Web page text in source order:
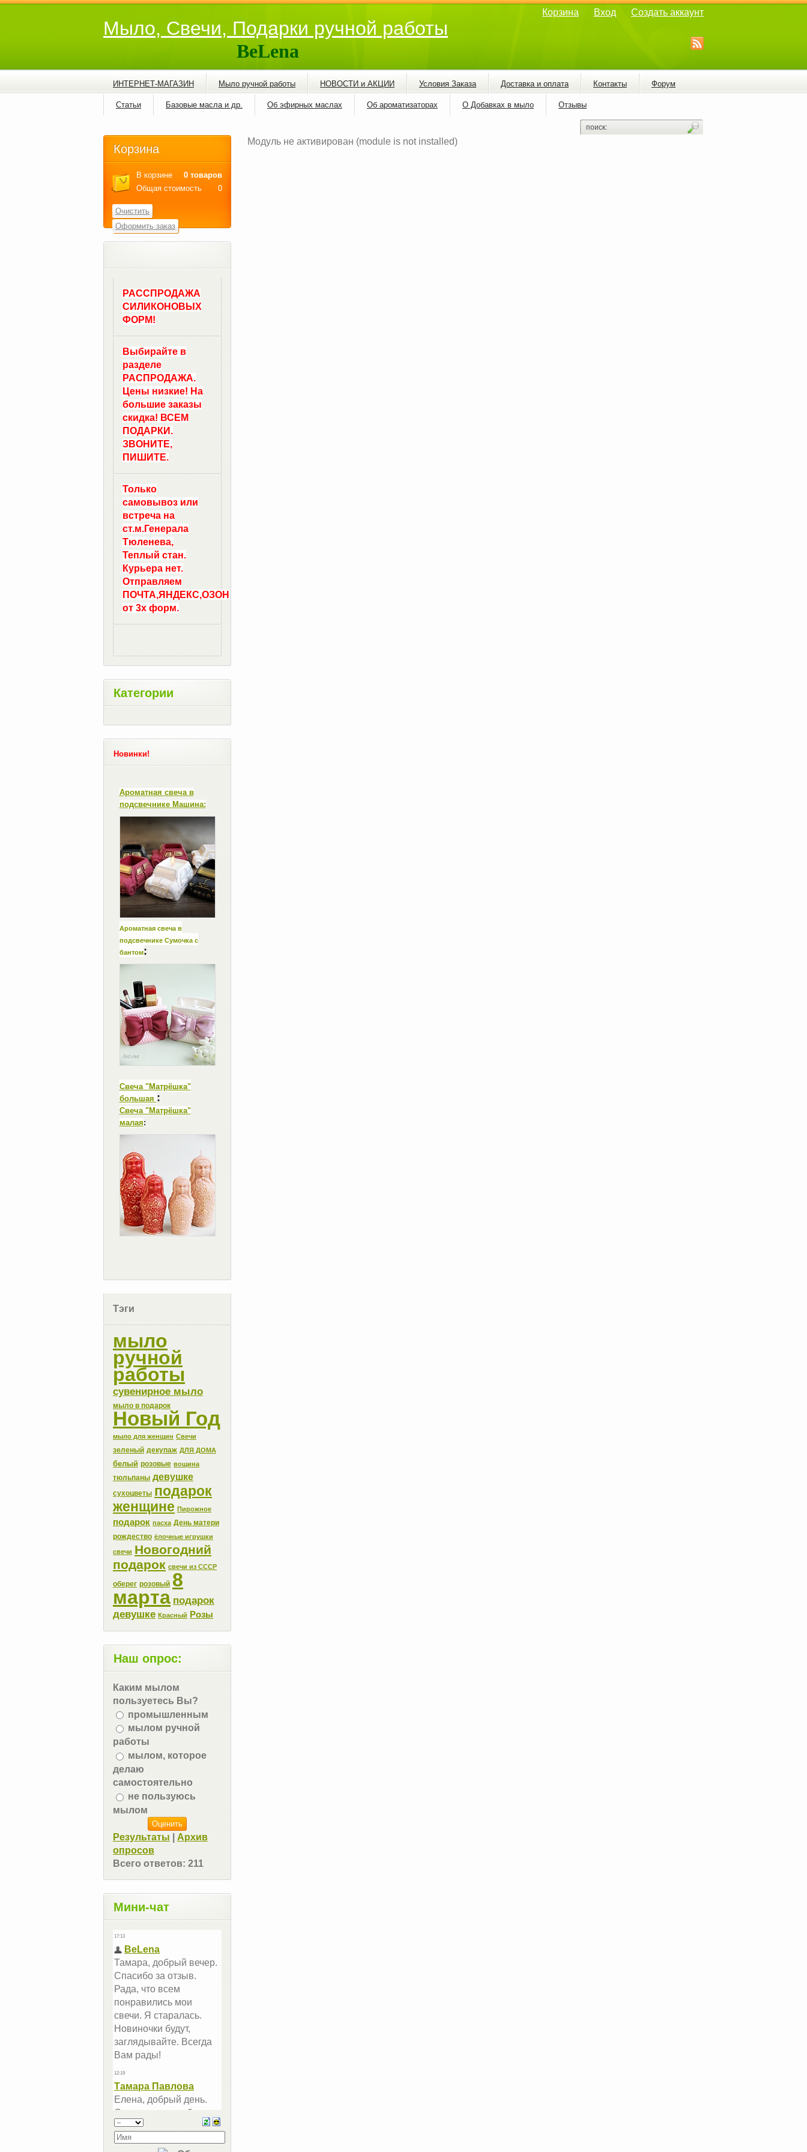
Мыло, Свечи, Подарки ручной работы
BeLena
Корзина Вход Создать аккаунт
ИНТЕРНЕТ-МАГАЗИН Мыло ручной работы НОВОСТИ и АКЦИИ Условия Заказа Доставка и оплата Контакты Форум
Статьи Базовые масла и др. Об эфирных маслах Об ароматизаторах О Добавках в мыло Отзывы
Модуль не активирован (module is not installed)
Корзина
В корзине
0 товаров
Общая стоимость
0
Очистить
Оформить заказ
РАССПРОДАЖА
СИЛИКОНОВЫХ
ФОРМ!
Выбирайте в
разделе
РАСПРОДАЖА.
Цены низкие! На
большие заказы
скидка! ВСЕМ
ПОДАРКИ.
ЗВОНИТЕ,
ПИШИТЕ.
Только
самовывоз или
встреча на
ст.м.Генерала
Тюленева,
Теплый стан.
Курьера нет.
Отправляем
ПОЧТА,ЯНДЕКС,ОЗОН
от 3х форм.
Категории
Новинки!
Ароматная свеча в
подсвечнике Машина:
Ароматная свеча в
подсвечнике Сумочка с
бантом:
Свеча "Матрёшка"
большая :
Свеча "Матрёшка"
малая:
Тэги
мыло
ручной
работы
сувенирное мыло
мыло в подарок
Новый Год
мыло для женщин Свечи
зеленый декупаж ДЛЯ ДОМА
белый розовые вощина
тюльпаны девушке
сухоцветы подарок
женщине Пирожное
подарок пасха День матери
рождество ёлочные игрушки
свечи Новогодний
подарок свечи из СССР
оберег розовый 8
марта подарок
девушке Красный Розы
Наш опрос:
Каким мылом
пользуетесь Вы?
промышленным
мылом ручной
работы
мылом, которое
делаю
самостоятельно
не пользуюсь
мылом
Результаты
Архив
опросов
Всего ответов: 211
Мини-чат